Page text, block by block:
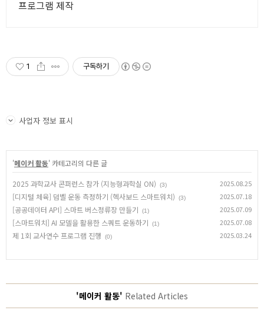
프로그램 제작
1 구독하기
사업자 정보 표시
'메이커 활동' 카테고리의 다른 글
2025 과학교사 콘퍼런스 참가 (지능형과학실 ON) (3) 2025.08.25
[디지털 체육] 덤벨 운동 측정하기 (헥사보드 스마트워치) (3) 2025.07.18
[공공데이터 API] 스마트 버스정류장 만들기 (1) 2025.07.09
[스마트워치] AI 모델을 활용한 스쿼트 운동하기 (1) 2025.07.08
제 1회 교사연수 프로그램 진행 (0) 2025.03.24
'메이커 활동' Related Articles